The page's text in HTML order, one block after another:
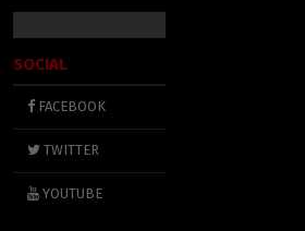
SOCIAL
FACEBOOK
TWITTER
YOUTUBE